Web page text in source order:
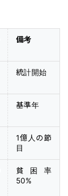
備考
統計開始
基準年
1億人の節
目
貧困率
50%